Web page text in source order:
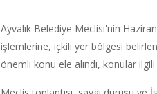
Ayvalık Belediye Meclisi'nin
işlemlerine, içkili yer bölgesi
önemli konu ele alındı, konular